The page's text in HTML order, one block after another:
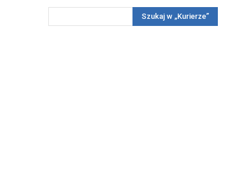
Reportaż KonkursyWięcej
Szukaj w „Kurierze”